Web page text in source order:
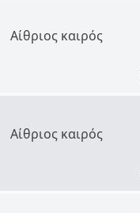
Αίθριος καιρός
Αίθριος καιρός